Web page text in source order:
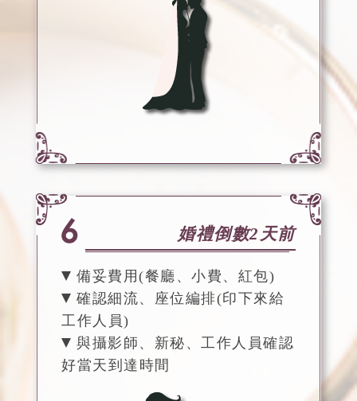
婚禮倒數2天前
備妥費用(餐廳、小費、紅包)
確認細流、座位編排(印下來給
工作人員)
與攝影師、新秘、工作人員確認
好當天到達時間